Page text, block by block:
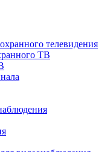
телевидения
ТВ